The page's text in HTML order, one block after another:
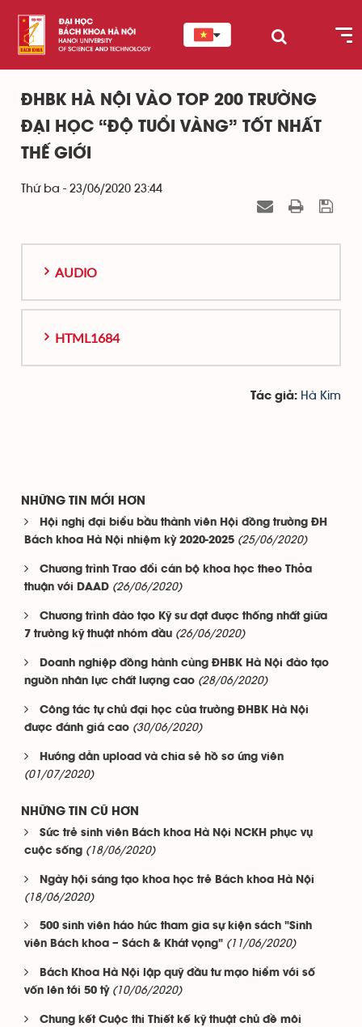
ĐHBK HÀ NỘI VÀO TOP 200 TRƯỜNG
ĐẠI HỌC “ĐỘ TUỔI VÀNG” TỐT NHẤT
THẾ GIỚI
Thứ ba - 23/06/2020 23:44
AUDIO
HTML1684
Tác giả: Hà Kim
NHỮNG TIN MỚI HƠN
Hội nghị đại biểu bầu thành viên Hội đồng trường ĐH
Bách khoa Hà Nội nhiệm kỳ 2020-2025 (25/06/2020)
Chương trình Trao đổi cán bộ khoa học theo Thỏa
thuận với DAAD (26/06/2020)
Chương trình đào tạo Kỹ sư đạt được thống nhất giữa
7 trường kỹ thuật nhóm đầu (26/06/2020)
Doanh nghiệp đồng hành cùng ĐHBK Hà Nội đào tạo
nguồn nhân lực chất lượng cao (28/06/2020)
Công tác tự chủ đại học của trường ĐHBK Hà Nội
được đánh giá cao (30/06/2020)
Hướng dẫn upload và chia sẻ hồ sơ ứng viên
(01/07/2020)
NHỮNG TIN CŨ HƠN
Sức trẻ sinh viên Bách khoa Hà Nội NCKH phục vụ
cuộc sống (18/06/2020)
Ngày hội sáng tạo khoa học trẻ Bách khoa Hà Nội
(18/06/2020)
500 sinh viên háo hức tham gia sự kiện sách "Sinh
viên Bách khoa – Sách & Khát vọng" (11/06/2020)
Bách Khoa Hà Nội lập quỹ đầu tư mạo hiểm với số
vốn lên tới 50 tỷ (10/06/2020)
Chung kết Cuộc thi Thiết kế kỹ thuật chủ đề môi